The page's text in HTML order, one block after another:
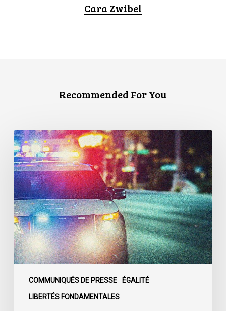
Cara Zwibel
Recommended For You
COMMUNIQUÉS DE PRESSE ÉGALITÉ
LIBERTÉS FONDAMENTALES
Appels
en
faveur
d’une
commission
d’enquête
publique
sur
le
racisme
policier